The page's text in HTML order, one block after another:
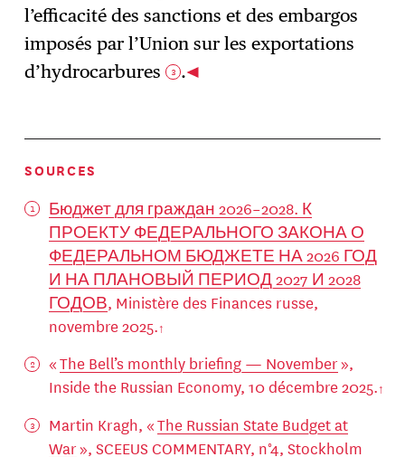
l’efficacité des sanctions et des embargos
imposés par l’Union sur les exportations
d’hydrocarbures 3 .
SOURCES
Бюджет для граждан 2026–2028. К
ПРОЕКТУ ФЕДЕРАЛЬНОГО ЗАКОНА О
ФЕДЕРАЛЬНОМ БЮДЖЕТЕ НА 2026 ГОД
И НА ПЛАНОВЫЙ ПЕРИОД 2027 И 2028
ГОДОВ, Ministère des Finances russe,
novembre 2025.
«The Bell’s monthly briefing — November»,
Inside the Russian Economy, 10 décembre 2025.
Martin Kragh, «The Russian State Budget at
War», SCEEUS COMMENTARY, n°4, Stockholm